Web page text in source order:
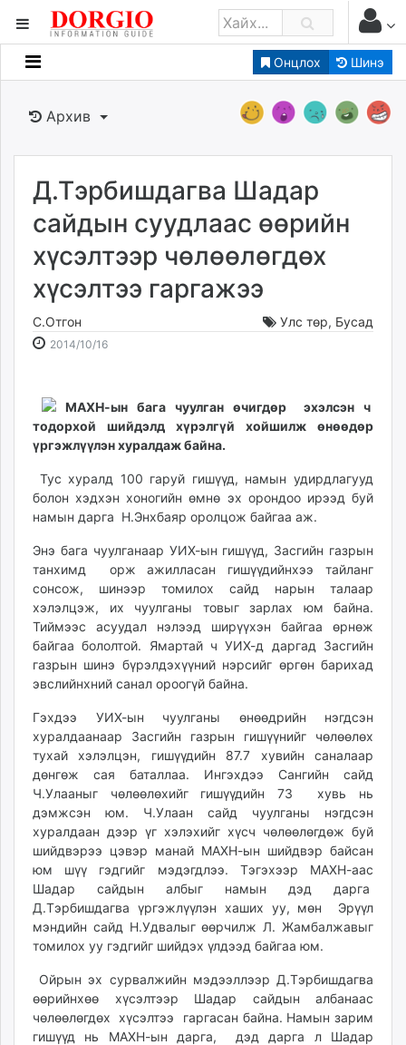
Онцлох Шинэ
Мэдээллийн
Банк санхүү
Бизнес ААН
Төрийн
Нийслэлийн
dorgio.mn
Gogo.mn
caak.mn
news.mn
zindaa.mn
tovch.mn
ikon.mn
mnb.mn
Eguur.mn
24tsag.mn
eagle.mn
ergelt.mn
zarig.mn
today.mn
zuv.mn
mminfo.mn
ugluu.mn
urlag.mn
unen.mn
asu.mn
shudarga.mn
unuudur.mn
isee.mn
mglradio.com
fact.mn
itoim.mn
tumen.mn
times.mn
tvmongolia.mn
mass.mn
Архив
Д.Тэрбишдагва Шадар
сайдын суудлаас өөрийн
хүсэлтээр чөлөөлөгдөх
хүсэлтээ гаргажээ
С.Отгон Улс төр, Бусад
2014/10/162014-
16:37:35
2026-
06:14:14
МАХН-ын бага чуулган өчигдөр эхэлсэн ч
тодорхой шийдэлд хүрэлгүй хойшилж өнөөдөр
үргэжлүүлэн хуралдаж байна.
Тус хуралд 100 гаруй гишүүд, намын удирдлагууд
болон хэдхэн хоногийн өмнө эх орондоо ирээд буй
намын дарга Н.Энхбаяр оролцож байгаа аж.
Энэ бага чуулганаар УИХ-ын гишүүд, Засгийн газрын
танхимд орж ажилласан гишүүдийнхээ тайланг
сонсож, шинээр томилох сайд нарын талаар
хэлэлцэж, их чуулганы товыг зарлах юм байна.
Тиймээс асуудал нэлээд ширүүхэн байгаа өрнөж
байгаа бололтой. Ямартай ч УИХ-д даргад Засгийн
газрын шинэ бүрэлдэхүүний нэрсийг өргөн барихад
эвслийнхний санал ороогүй байна.
Гэхдээ УИХ-ын чуулганы өнөөдрийн нэгдсэн
хуралдаанаар Засгийн газрын гишүүнийг чөлөөлөх
тухай хэлэлцэн, гишүүдийн 87.7 хувийн саналаар
дөнгөж сая баталлаа. Ингэхдээ Сангийн сайд
Ч.Улааныг чөлөөлөхийг гишүүдийн 73 хувь нь
дэмжсэн юм. Ч.Улаан сайд чуулганы нэгдсэн
хуралдаан дээр үг хэлэхийг хүсч чөлөөлөгдөж буй
шийдвэрээ цэвэр манай МАХН-ын шийдвэр байсан
юм шүү гэдгийг мэдэгдлээ. Тэгэхээр МАХН-аас
Шадар сайдын албыг намын дэд дарга
Д.Тэрбишдагва үргэжлүүлэн хаших уу, мөн Эрүүл
мэндийн сайд Н.Удвалыг өөрчилж Л. Жамбалжавыг
томилох уу гэдгийг шийдэх үлдээд байгаа юм.
Ойрын эх сурвалжийн мэдээллээр Д.Тэрбишдагва
өөрийнхөө хүсэлтээр Шадар сайдын албанаас
чөлөөлөгдөх хүсэлтээ гаргасан байна. Намын зарим
гишүүд нь МАХН-ын дарга, дэд дарга л Шадар